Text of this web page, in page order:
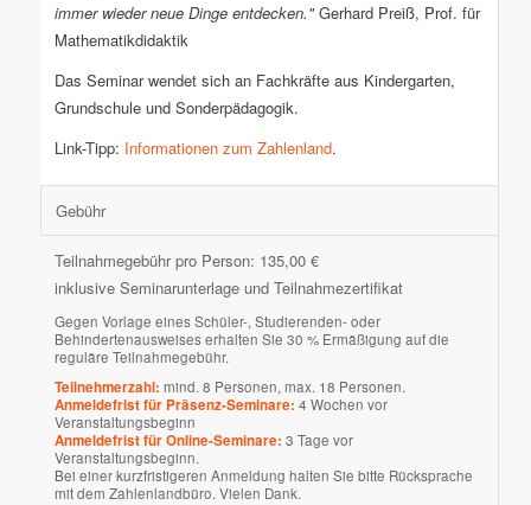
immer wieder neue Dinge entdecken."Gerhard Preiß, Prof. für
Mathematikdidaktik
Das Seminar wendet sich an Fachkräfte aus Kindergarten,
Grundschule und Sonderpädagogik.
Link-Tipp: Informationen zum Zahlenland.
Gebühr
Teilnahmegebühr pro Person: 135,00 €
inklusive Seminarunterlage und Teilnahmezertifikat
Gegen Vorlage eines Schüler-, Studierenden- oder
Behindertenausweises erhalten Sie 30 % Ermäßigung auf die
reguläre Teilnahmegebühr.
Teilnehmerzahl: mind. 8 Personen, max. 18 Personen.
Anmeldefrist für Präsenz-Seminare: 4 Wochen vor
Veranstaltungsbeginn
Anmeldefrist für Online-Seminare: 3 Tage vor
Veranstaltungsbeginn.
Bei einer kurzfristigeren Anmeldung halten Sie bitte Rücksprache
mit dem Zahlenlandbüro. Vielen Dank.